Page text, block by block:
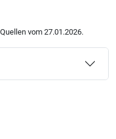
vom 27.01.2026.